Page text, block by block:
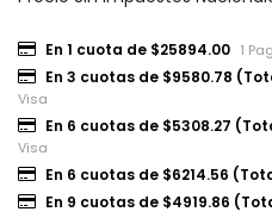
En 1 cuota de $25894.00 1
En 3 cuotas de $9580.78
Visa
En 6 cuotas de $5308.27
Visa
En 6 cuotas de $6214.56
En 9 cuotas de $4919.86